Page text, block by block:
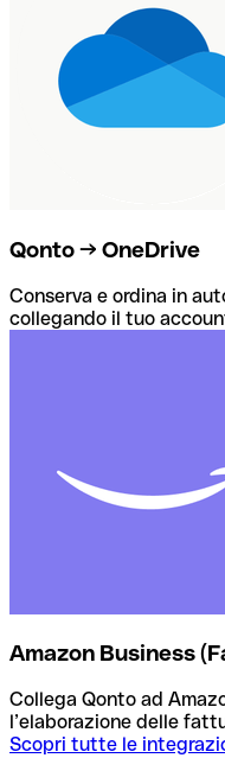
Qonto → OneDrive
Conserva e ordina in
collegando il tuo
Amazon Business
Collega Qonto ad
l’elaborazione delle
Scopri tutte le